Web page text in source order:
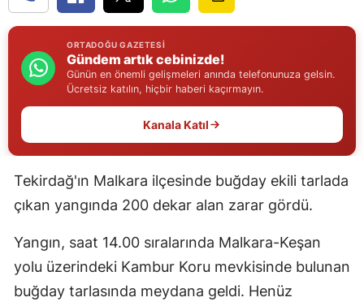
Diyarbakır
Elazığ
Erzincan
Erzurum
Eskişehir
Gaziantep
Giresun
Gümüşhane
ORTADOĞU GAZETESI
Gündem artık cebinizde!
Günün en önemli gelişmeleri anında telefonunuza gelsin.
Ücretsiz katılın, hiçbir haberi kaçırmayın.
Kanala Katıl
Tekirdağ'ın Malkara ilçesinde buğday ekili tarlada
çıkan yangında 200 dekar alan zarar gördü.
Yangın, saat 14.00 sıralarında Malkara-Keşan
yolu üzerindeki Kambur Koru mevkisinde bulunan
buğday tarlasında meydana geldi. Henüz